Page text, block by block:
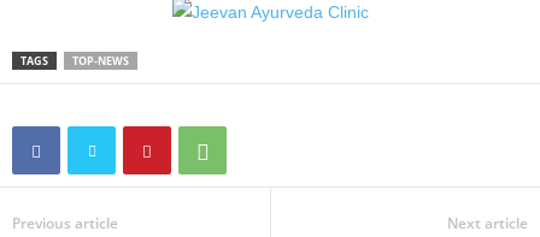
TAGS TOP-NEWS
Previous article Next article